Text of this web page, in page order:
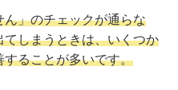
」のチェックが通らな
しまうときは、いくつか
ることが多いです。